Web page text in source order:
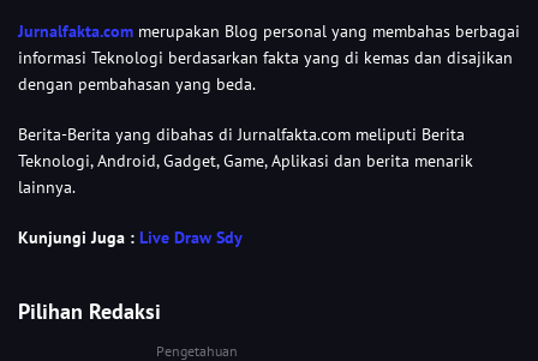
Jurnalfakta.com merupakan Blog personal yang membahas berbagai
informasi Teknologi berdasarkan fakta yang di kemas dan disajikan
dengan pembahasan yang beda.
Berita-Berita yang dibahas di Jurnalfakta.com meliputi Berita
Teknologi, Android, Gadget, Game, Aplikasi dan berita menarik
lainnya.
Kunjungi Juga : Live Draw Sdy
Pilihan Redaksi
Pengetahuan